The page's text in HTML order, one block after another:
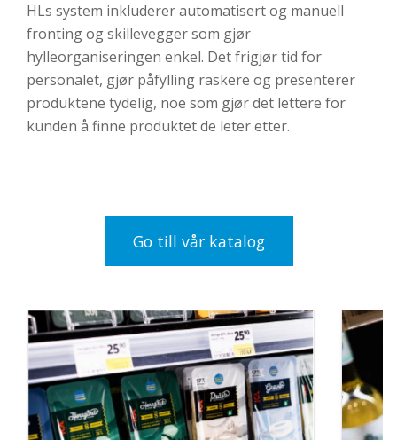
HLs system inkluderer automatisert og manuell
fronting og skillevegger som gjør
hylleorganiseringen enkel. Det frigjør tid for
personalet, gjør påfylling raskere og presenterer
produktene tydelig, noe som gjør det lettere for
kunden å finne produktet de leter etter.
Go till vår katalog